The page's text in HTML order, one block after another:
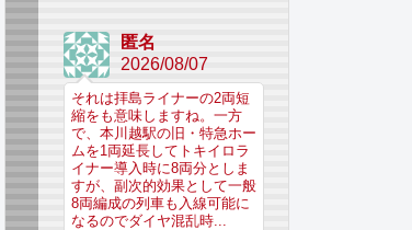
匿名
2026/08/07
それは拝島ライナーの2両短
縮をも意味しますね。一方
で、本川越駅の旧・特急ホー
ムを1両延長してトキイロラ
イナー導入時に8両分としま
すが、副次的効果として一般
8両編成の列車も入線可能に
なるのでダイヤ混乱時...